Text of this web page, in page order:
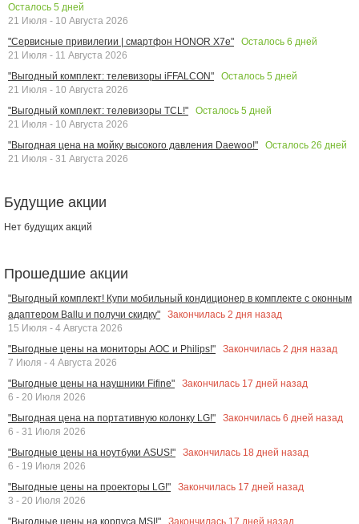
Осталось 5 дней
21 Июля - 10 Августа 2026
"Сервисные привилегии | смартфон HONOR X7e"
Осталось 6 дней
21 Июля - 11 Августа 2026
"Выгодный комплект: телевизоры iFFALCON"
Осталось 5 дней
21 Июля - 10 Августа 2026
"Выгодный комплект: телевизоры TCL!"
Осталось 5 дней
21 Июля - 10 Августа 2026
"Выгодная цена на мойку высокого давления Daewoo!"
Осталось 26 дней
21 Июля - 31 Августа 2026
Будущие акции
Нет будущих акций
Прошедшие акции
"Выгодный комплект! Купи мобильный кондиционер в комплекте с оконным
адаптером Ballu и получи скидку"
Закончилась 2 дня назад
15 Июля - 4 Августа 2026
"Выгодные цены на мониторы AOC и Philips!"
Закончилась 2 дня назад
7 Июля - 4 Августа 2026
"Выгодные цены на наушники Fifine"
Закончилась 17 дней назад
6 - 20 Июля 2026
"Выгодная цена на портативную колонку LG!"
Закончилась 6 дней назад
6 - 31 Июля 2026
"Выгодные цены на ноутбуки ASUS!"
Закончилась 18 дней назад
6 - 19 Июля 2026
"Выгодные цены на проекторы LG!"
Закончилась 17 дней назад
3 - 20 Июля 2026
"Выгодные цены на корпуса MSI!"
Закончилась 17 дней назад